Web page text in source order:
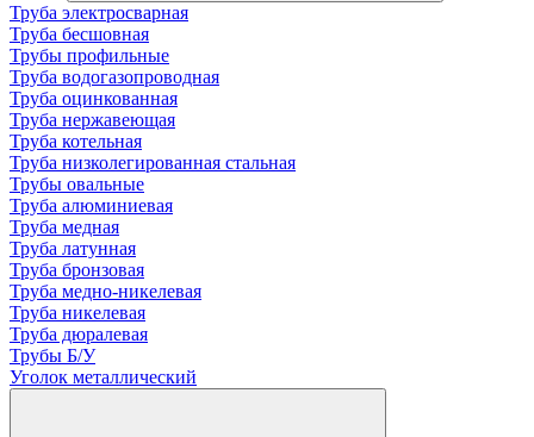
Труба электросварная
Труба бесшовная
Трубы профильные
Труба водогазопроводная
Труба оцинкованная
Труба нержавеющая
Труба котельная
Труба низколегированная стальная
Трубы овальные
Труба алюминиевая
Труба медная
Труба латунная
Труба бронзовая
Труба медно-никелевая
Труба никелевая
Труба дюралевая
Трубы Б/У
Уголок металлический